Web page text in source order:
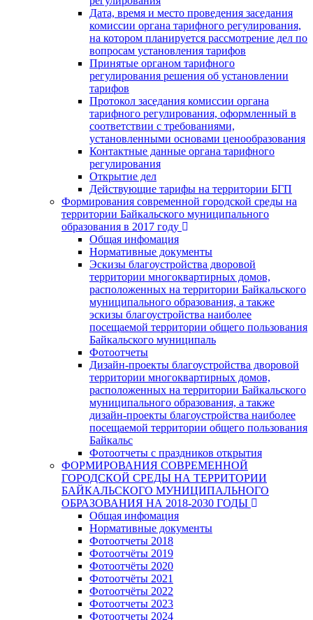
Дата, время и место проведения заседания
комиссии органа тарифного регулирования,
на котором планируется рассмотрение дел по
вопросам установления тарифов
Принятые органом тарифного
регулирования решения об установлении
тарифов
Протокол заседания комиссии органа
тарифного регулирования, оформленный в
соответствии с требованиями,
установленными основами ценообразования
Контактные данные органа тарифного
регулирования
Открытие дел
Действующие тарифы на территории БГП
Формирования современной городской среды на
территории Байкальского муниципального
образования в 2017 году
Общая инфомация
Нормативные документы
Эскизы благоустройства дворовой
территории многоквартирных домов,
расположенных на территории Байкальского
муниципального образования, а также
эскизы благоустройства наиболее
посещаемой территории общего пользования
Байкальского муниципаль
Фотоотчеты
Дизайн-проекты благоустройства дворовой
территории многоквартирных домов,
расположенных на территории Байкальского
муниципального образования, а также
дизайн-проекты благоустройства наиболее
посещаемой территории общего пользования
Байкальс
Фотоотчеты с праздников открытия
ФОРМИРОВАНИЯ СОВРЕМЕННОЙ
ГОРОДСКОЙ СРЕДЫ НА ТЕРРИТОРИИ
БАЙКАЛЬСКОГО МУНИЦИПАЛЬНОГО
ОБРАЗОВАНИЯ НА 2018-2030 ГОДЫ
Общая инфомация
Нормативные документы
Фотоотчеты 2018
Фотоотчёты 2019
Фотоотчёты 2020
Фотоотчёты 2021
Фотоотчёты 2022
Фотоотчеты 2023
Фотоотчеты 2024